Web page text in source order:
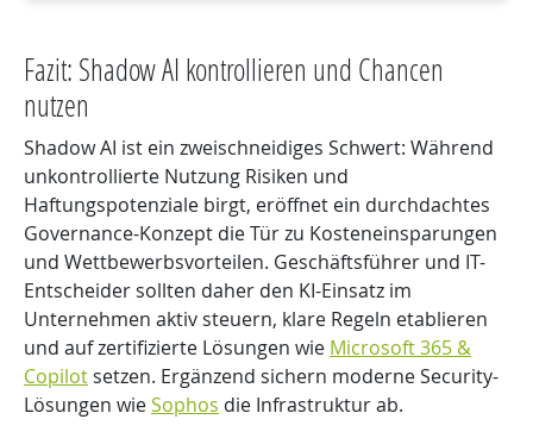
Fazit: Shadow AI kontrollieren und Chancen
nutzen
Shadow AI ist ein zweischneidiges Schwert: Während
unkontrollierte Nutzung Risiken und
Haftungspotenziale birgt, eröffnet ein durchdachtes
Governance-Konzept die Tür zu Kosteneinsparungen
und Wettbewerbsvorteilen. Geschäftsführer und IT-
Entscheider sollten daher den KI-Einsatz im
Unternehmen aktiv steuern, klare Regeln etablieren
und auf zertifizierte Lösungen wie Microsoft 365 &
Copilotsetzen. Ergänzend sichern moderne Security-
Lösungen wieSophos die Infrastruktur ab.